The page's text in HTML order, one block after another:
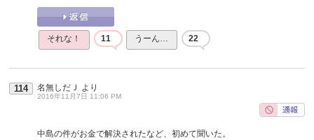
それな！ 11 うーん… 22
114 名無しだＪ より
2016年11月7日 11:06 PM
中島の件がお金で解決されたなど、初めて聞いた。